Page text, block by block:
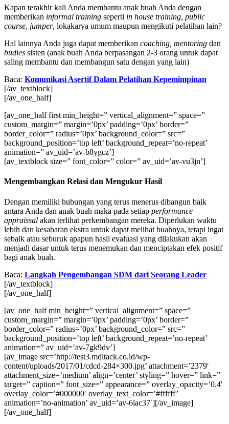
Kapan terakhir kali Anda membantu anak buah Anda dengan
memberikan informal training seperti in house training, public
course, jumper, lokakarya umum maupun mengikuti pelatihan lain?
Hal lainnya Anda juga dapat memberikan coaching, mentoring dan
budies sisten (anak buah Anda berpasangan 2-3 orang untuk dapat
saling membantu dan membangun satu dengan yang lain)
Baca: Komunikasi Asertif Dalam Pelatihan Kepemimpinan
[/av_textblock]
[/av_one_half]
[av_one_half first min_height=” vertical_alignment=” space=”
custom_margin=” margin=’0px’ padding=’0px’ border=”
border_color=” radius=’0px’ background_color=” src=”
background_position=’top left’ background_repeat=’no-repeat’
animation=” av_uid=’av-b8ygcz’]
[av_textblock size=” font_color=” color=” av_uid=’av-vu3jn’]
Mengembangkan Relasi dan Mengukur Hasil
Dengan memiliki hubungan yang terus menerus dibangun baik
antara Anda dan anak buah maka pada setiap performance
appraissal akan terlihat perkembangan mereka. Diperlukan waktu
lebih dan kesabaran ekstra untuk dapat melihat buahnya, tetapi ingat
sebaik atau seburuk apapun hasil evaluasi yang dilakukan akan
menjadi dasar untuk terus menemukan dan menciptakan efek positif
bagi anak buah.
Baca: Langkah Pengembangan SDM dari Seorang Leader
[/av_textblock]
[/av_one_half]
[av_one_half min_height=” vertical_alignment=” space=”
custom_margin=” margin=’0px’ padding=’0px’ border=”
border_color=” radius=’0px’ background_color=” src=”
background_position=’top left’ background_repeat=’no-repeat’
animation=” av_uid=’av-7gk9dv’]
[av_image src=’http://test3.mditack.co.id/wp-
content/uploads/2017/01/cdcd-284×300.jpg’ attachment=’2379′
attachment_size=’medium’ align=’center’ styling=” hover=” link=”
target=” caption=” font_size=” appearance=” overlay_opacity=’0.4′
overlay_color=’#000000′ overlay_text_color=’#ffffff’
animation=’no-animation’ av_uid=’av-6iac37′][/av_image]
[/av_one_half]